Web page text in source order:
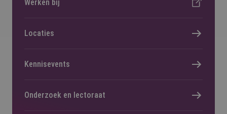
Werken bij
Locaties
Kennisevents
Onderzoek en lectoraat